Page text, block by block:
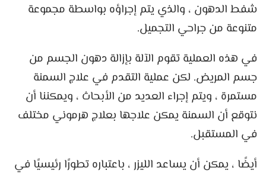
شفط الدهون ، والذي يتم إجراؤه بواسطة مجموعة
متنوعة من جراحي التجميل.
في هذه العملية تقوم الآلة بإزالة دهون الجسم من
جسم المريض. لكن عملية التقدم في علاج السمنة
مستمرة ، ويتم إجراء العديد من الأبحاث ، ويمكننا أن
نتوقع أن السمنة يمكن علاجها بعلاج هرموني مختلف
في المستقبل.
أيضًا ، يمكن أن يساعد الليزر ، باعتباره تطورًا رئيسيًا في